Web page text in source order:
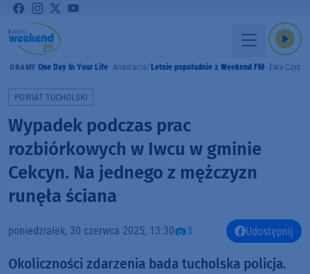
GRAMY One Day In Your Life Anastacia Letnie popołudnie z Weekend FM Ewa Czyż
POWIAT TUCHOLSKI
Wypadek podczas prac
rozbiórkowych w Iwcu w gminie
Cekcyn. Na jednego z mężczyzn
runęła ściana
poniedziałek, 30 czerwca 2025, 13:30 3 Udostępnij
Okoliczności zdarzenia bada tucholska policja.